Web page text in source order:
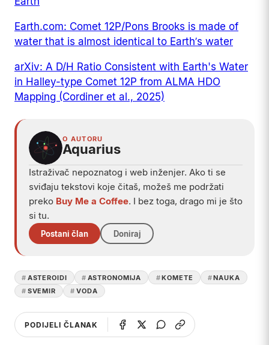
Earth.com: Comet 12P/Pons Brooks is made of
water that is almost identical to Earth’s water
arXiv: A D/H Ratio Consistent with Earth's Water
in Halley-type Comet 12P from ALMA HDO
Mapping (Cordiner et al., 2025)
O AUTORU
Aquarius
Istraživač nepoznatog i web inženjer. Ako ti se
sviđaju tekstovi koje čitaš, možeš me podržati
preko Buy Me a Coffee. I bez toga, drago mi je što
si tu.
Postani član Doniraj
ASTEROIDI ASTRONOMIJA KOMETE
NAUKA
SVEMIR
VODA
PODIJELI ČLANAK